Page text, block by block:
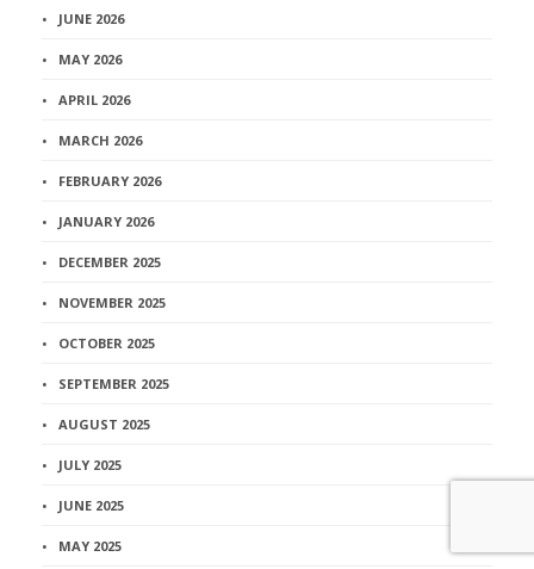
JUNE 2026
MAY 2026
APRIL 2026
MARCH 2026
FEBRUARY 2026
JANUARY 2026
DECEMBER 2025
NOVEMBER 2025
OCTOBER 2025
SEPTEMBER 2025
AUGUST 2025
JULY 2025
JUNE 2025
MAY 2025